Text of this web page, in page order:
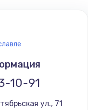
10-91
ул., 71